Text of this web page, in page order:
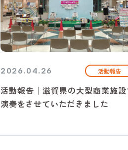
2026.04.26 活動報告
活動報告│滋賀県の大型商業施設
演奏をさせていただきました